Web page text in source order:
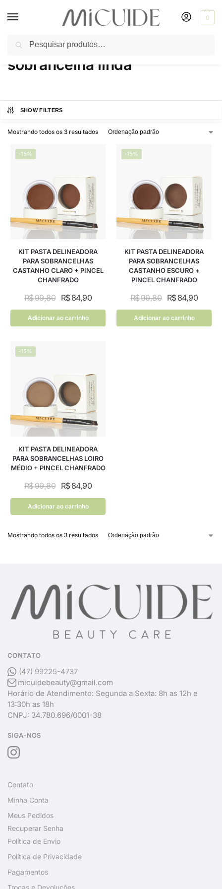
0
Início Produtos marcados com a tag “sobrancelha linda”
sobrancelha linda
SHOW FILTERS
Mostrando todos os 3 resultados
-15%
KIT PASTA DELINEADORA
PARA SOBRANCELHAS
CASTANHO CLARO + PINCEL
CHANFRADO
R$99,80 R$84,90
Adicionar ao carrinho
-15%
KIT PASTA DELINEADORA
PARA SOBRANCELHAS
CASTANHO ESCURO +
PINCEL CHANFRADO
R$99,80 R$84,90
Adicionar ao carrinho
-15%
KIT PASTA DELINEADORA
PARA SOBRANCELHAS LOIRO
MÉDIO + PINCEL CHANFRADO
R$99,80 R$84,90
Adicionar ao carrinho
Mostrando todos os 3 resultados
CONTATO
(47) 99225-4737
micuidebeauty@gmail.com
Horário de Atendimento: Segunda a Sexta: 8h as 12h e
13:30h as 18h
CNPJ: 34.780.696/0001-38
SIGA-NOS
Contato
Minha Conta
Meus Pedidos
Recuperar Senha
Política de Envio
Política de Privacidade
Pagamentos
Trocas e Devoluções